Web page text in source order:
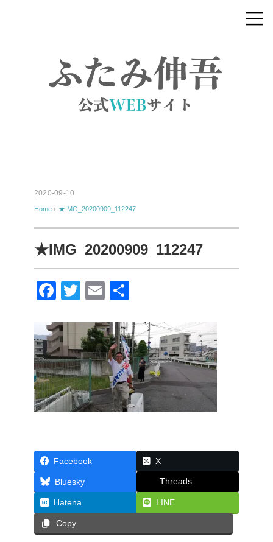
2020-09-10
Home › ★IMG_20200909_112247
★IMG_20200909_112247
F
c
e
b
o
o
T
tt
er
E
ail
Facebook X
Bluesky Threads
Hatena LINE
Copy